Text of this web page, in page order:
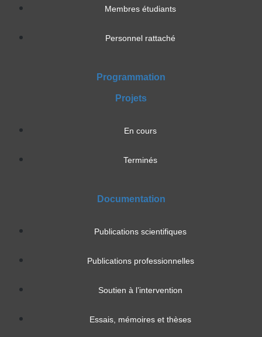
Membres étudiants
Personnel rattaché
Programmation
Projets
En cours
Terminés
Documentation
Publications scientifiques
Publications professionnelles
Soutien à l’intervention
Essais, mémoires et thèses